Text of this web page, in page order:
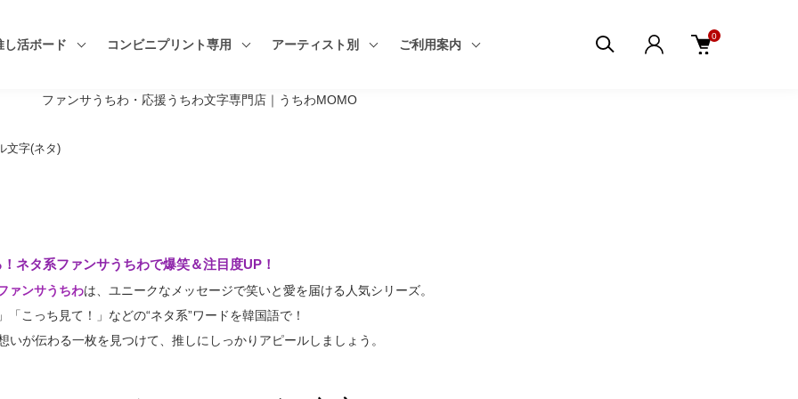
ファンサうちわ・応援うちわ文字専門店｜うちわMOMO
し活ボード コンビニプリント専用 アーティスト別 ご利用案内
0
文字(ネタ)
ネタ系ファンサうちわで爆笑＆注目度UP！
ァンサうちわは、ユニークなメッセージで笑いと愛を届ける人気シリーズ。
「こっち見て！」などの“ネタ系”ワードを韓国語で！
いが伝わる一枚を見つけて、推しにしっかりアピールしましょう。